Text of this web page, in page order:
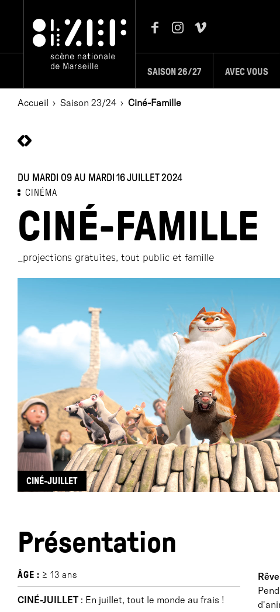
SAISON 26/27 AVEC VOUS
Accueil Saison 23/24 Ciné-Famille
DU MARDI 09 AU MARDI 16 JUILLET 2024
CINÉMA
CINÉ-FAMILLE
_projections gratuites, tout public et famille
CINÉ-JUILLET
Présentation
ÂGE : ≥ 13 ans
CINÉ-JUILLET : En juillet, tout le monde au frais !